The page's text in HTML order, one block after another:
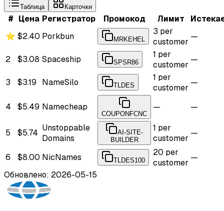
Таблица Карточки
# Цена Регистратор Промокод Лимит
⭐ $2.40 Porkbun MRKEHEL
3 per
customer
—
2 $3.08 Spaceship SPSR86
1 per
customer
—
3 $3.19 NameSilo TLDES
1 per
customer
—
4 $5.49 Namecheap
COUPONFCNC
— —
5 $5.74 Unstoppable
Domains
AI-SITE-
BUILDER
1 per
customer
—
6 $8.00 NicNames TLDES100
20 per
customer
—
Обновлено: 2026-05-15